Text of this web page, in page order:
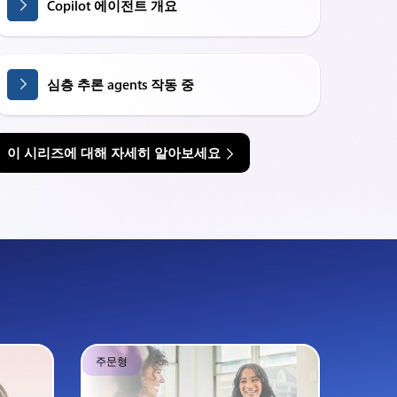
Copilot 에이전트 개요
심층 추론 agents 작동 중
이 시리즈에 대해 자세히 알아보세요
주문형